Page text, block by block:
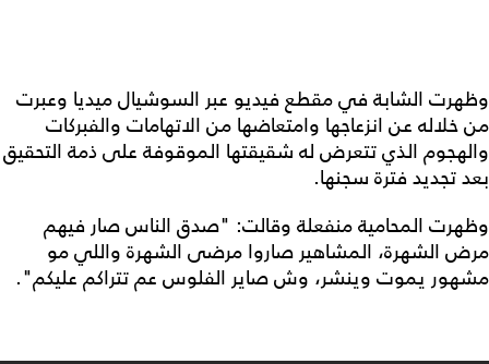
وظهرت الشابة في مقطع فيديو عبر السوشيال ميديا وعبرت
من خلاله عن انزعاجها وامتعاضها من الاتهامات والفبركات
والهجوم الذي تتعرض له شقيقتها الموقوفة على ذمة التحقيق
بعد تجديد فترة سجنها.
وظهرت المحامية منفعلة وقالت: "صدق الناس صار فيهم
مرض الشهرة، المشاهير صاروا مرضى الشهرة واللي مو
مشهور يموت وينشر، وش صاير الفلوس عم تتراكم عليكم".